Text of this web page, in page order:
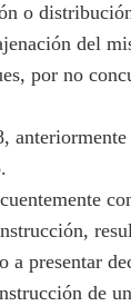
o
del
por no
a presentar
de